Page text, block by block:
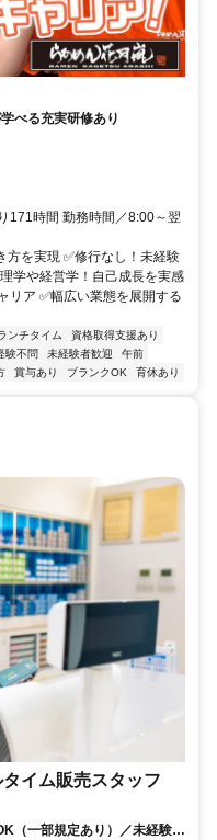
べる充実研修あり
171時間 勤務時間／8:00～翌
方を実現 ✅修行なし！未経験
学や経営学！自己成長を実感
ア ✅幅広い業態を展開する
ンチタイム
資格取得支援あり
験不問 未経験者歓迎
午前
賞与あり ブランクOK 育休あり
タイム販売スタッフ
（一部規定あり）／未経験者